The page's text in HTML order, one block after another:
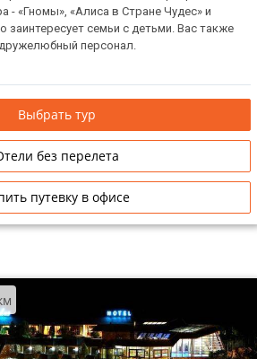
- «Гномы», «Алиса в Стране Чудес» и
заинтересует семьи с детьми. Вас также
персонал.
Выбрать тур
без перелета
путевку в офисе
5*